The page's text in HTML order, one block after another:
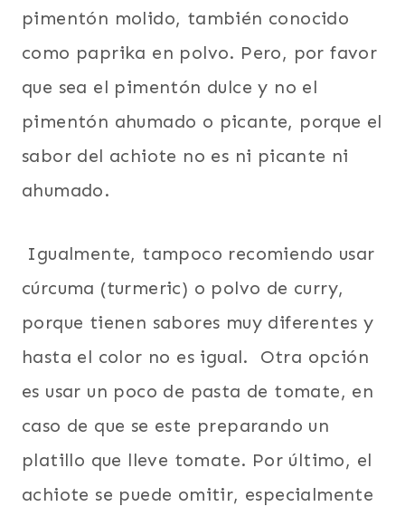
pimentón molido, también conocido
como paprika en polvo. Pero, por favor
que sea el pimentón dulce y no el
pimentón ahumado o picante, porque el
sabor del achiote no es ni picante ni
ahumado.
Igualmente, tampoco recomiendo usar
cúrcuma (turmeric) o polvo de curry,
porque tienen sabores muy diferentes y
hasta el color no es igual. Otra opción
es usar un poco de pasta de tomate, en
caso de que se este preparando un
platillo que lleve tomate. Por último, el
achiote se puede omitir, especialmente